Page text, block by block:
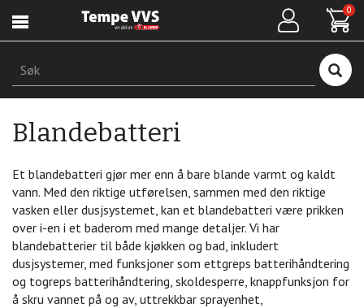
hovedinnhold
0
Søk
Blandebatteri
Et blandebatteri gjør mer enn å bare blande varmt og kaldt
vann. Med den riktige utførelsen, sammen med den riktige
vasken eller dusjsystemet, kan et blandebatteri være prikken
over i-en i et baderom med mange detaljer. Vi har
blandebatterier til både kjøkken og bad, inkludert
dusjsystemer, med funksjoner som ettgreps batterihåndtering
og togreps batterihåndtering, skoldesperre, knappfunksjon for
å skru vannet på og av, uttrekkbar sprayenhet,